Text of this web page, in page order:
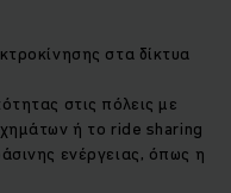
στα δίκτυα
στις πόλεις με
ή το ride sharing
ενέργειας, όπως η